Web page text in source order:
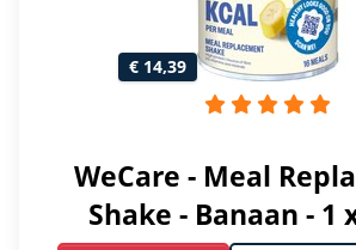
€ 14,39
WeCare - Meal
Shake - Banaan - 1